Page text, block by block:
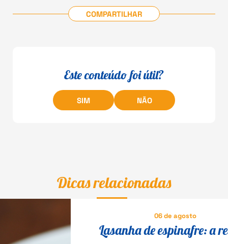
COMPARTILHAR
Este conteúdo foi útil?
SIM NÃO
Dicas relacionadas
06 de agosto
Lasanha de espinafre: a